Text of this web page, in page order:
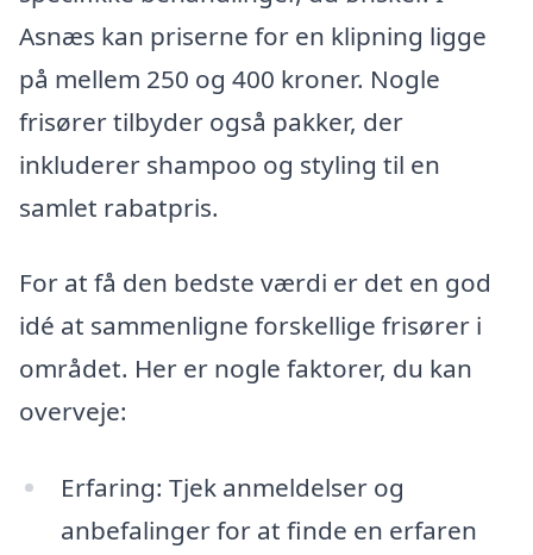
Asnæs kan priserne for en klipning ligge
på mellem 250 og 400 kroner. Nogle
frisører tilbyder også pakker, der
inkluderer shampoo og styling til en
samlet rabatpris.
For at få den bedste værdi er det en god
idé at sammenligne forskellige frisører i
området. Her er nogle faktorer, du kan
overveje:
Erfaring: Tjek anmeldelser og
anbefalinger for at finde en erfaren